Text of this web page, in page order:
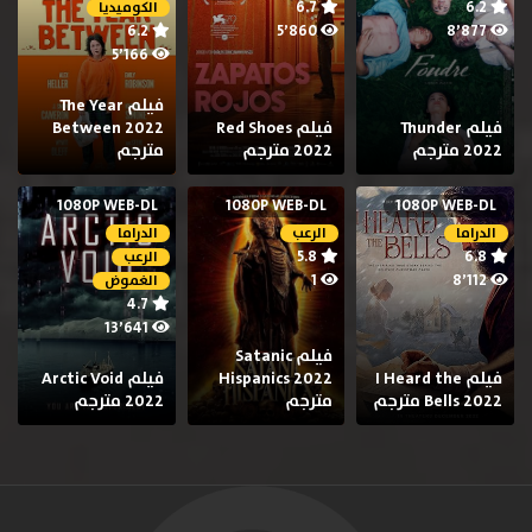
6.2
8٬877
فيلم Thunder
2022 مترجم
6.7
5٬860
فيلم Red Shoes
2022 مترجم
الكوميديا
6.2
5٬166
فيلم The Year
Between 2022
مترجم
1080P WEB-DL
الدراما
8٬112
فيلم I Heard the
Bells 2022 مترجم
1080P WEB-DL
الرعب
5.8
1
فيلم Satanic
Hispanics 2022
مترجم
1080P WEB-DL
الدراما
الرعب
الغموض
4.7
13٬641
فيلم Arctic Void
2022 مترجم